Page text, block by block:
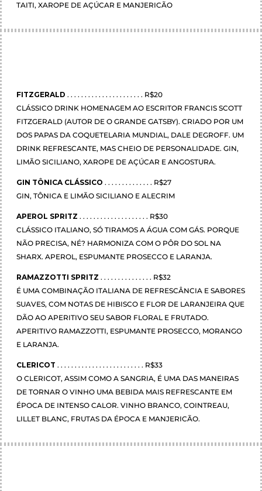
TAITI, XAROPE DE AÇÚCAR E MANJERICÃO
FITZGERALD . . . . . . . . . . . . . . . . . . . . . . R$20
CLÁSSICO DRINK HOMENAGEM AO ESCRITOR FRANCIS SCOTT
FITZGERALD (AUTOR DE O GRANDE GATSBY). CRIADO POR UM
DOS PAPAS DA COQUETELARIA MUNDIAL, DALE DEGROFF. UM
DRINK REFRESCANTE, MAS CHEIO DE PERSONALIDADE. GIN,
LIMÃO SICILIANO, XAROPE DE AÇÚCAR E ANGOSTURA.
GIN TÔNICA CLÁSSICO . . . . . . . . . . . . . . R$27
GIN, TÔNICA E LIMÃO SICILIANO E ALECRIM
APEROL SPRITZ . . . . . . . . . . . . . . . . . . . . R$30
CLÁSSICO ITALIANO, SÓ TIRAMOS A ÁGUA COM GÁS. PORQUE
NÃO PRECISA, NÉ? HARMONIZA COM O PÔR DO SOL NA
SHARX. APEROL, ESPUMANTE PROSECCO E LARANJA.
RAMAZZOTTI SPRITZ . . . . . . . . . . . . . . . R$32
É UMA COMBINAÇÃO ITALIANA DE REFRESCÂNCIA E SABORES
SUAVES, COM NOTAS DE HIBISCO E FLOR DE LARANJEIRA QUE
DÃO AO APERITIVO SEU SABOR FLORAL E FRUTADO.
APERITIVO RAMAZZOTTI, ESPUMANTE PROSECCO, MORANGO
E LARANJA.
CLERICOT . . . . . . . . . . . . . . . . . . . . . . . . . R$33
O CLERICOT, ASSIM COMO A SANGRIA, É UMA DAS MANEIRAS
DE TORNAR O VINHO UMA BEBIDA MAIS REFRESCANTE EM
ÉPOCA DE INTENSO CALOR. VINHO BRANCO, COINTREAU,
LILLET BLANC, FRUTAS DA ÉPOCA E MANJERICÃO.